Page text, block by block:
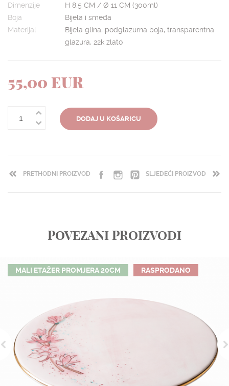
Dimenzije
H 8,5 CM / Ø 11 CM (300ml)
Boja
Bijela i smeđa
Materijal
Bijela glina, podglazurna boja, transparentna
glazura, 22k zlato
55,00 EUR
DODAJ U KOŠARICU
PRETHODNI PROIZVOD SLJEDEĆI PROIZVOD
POVEZANI PROIZVODI
MALI ETAŽER PROMJERA 20CM RASPRODANO